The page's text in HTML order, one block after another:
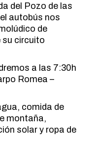
del Pozo de las
autobús nos
de
su circuito
a las 7:30h
Romea –
comida de
montaña,
solar y ropa de